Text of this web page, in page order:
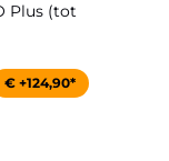
Plus (tot
€ +124,90*